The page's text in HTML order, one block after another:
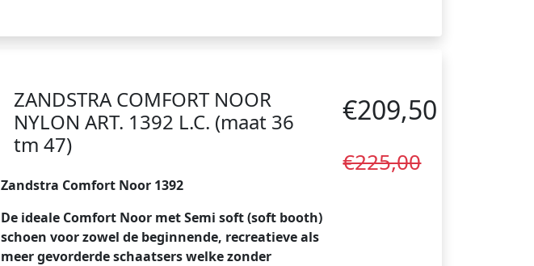
ZANDSTRA COMFORT NOOR
NYLON ART. 1392 L.C. (maat 36
tm 47)
Zandstra Comfort Noor 1392
De ideale Comfort Noor met Semi soft (soft booth)
schoen voor zowel de beginnende, recreatieve als
meer gevorderde schaatsers welke zonder
€209,50
€225,00